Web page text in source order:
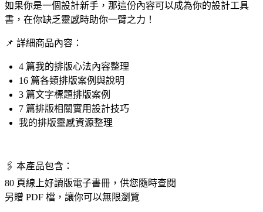
如果你是一個設計新手，那這份內容可以成為你的設計工具
書，在你缺乏靈感時助你一臂之力！
📌 詳細商品內容：
4 篇我的排版心法內容整理
16 篇各類排版案例與說明
3 篇文字標題排版案例
7 篇排版相關實用設計技巧
我的排版靈感資源整理
🖇️ 本產品包含：
80 頁線上好讀版電子書冊，供您隨時查閱
另贈 PDF 檔，讓你可以無限瀏覽